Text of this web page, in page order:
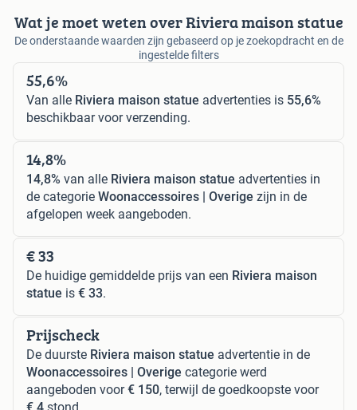
Wat je moet weten over Riviera maison statue
De onderstaande waarden zijn gebaseerd op je zoekopdracht en de
ingestelde filters
55,6%
Van alle Riviera maison statue advertenties is 55,6%
beschikbaar voor verzending.
14,8%
14,8% van alle Riviera maison statue advertenties in
de categorie Woonaccessoires | Overige zijn in de
afgelopen week aangeboden.
€ 33
De huidige gemiddelde prijs van een Riviera maison
statue is € 33.
Prijscheck
De duurste Riviera maison statue advertentie in de
Woonaccessoires | Overige categorie werd
aangeboden voor€ 150, terwijl de goedkoopste voor